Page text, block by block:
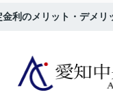
利のメリット・デメ